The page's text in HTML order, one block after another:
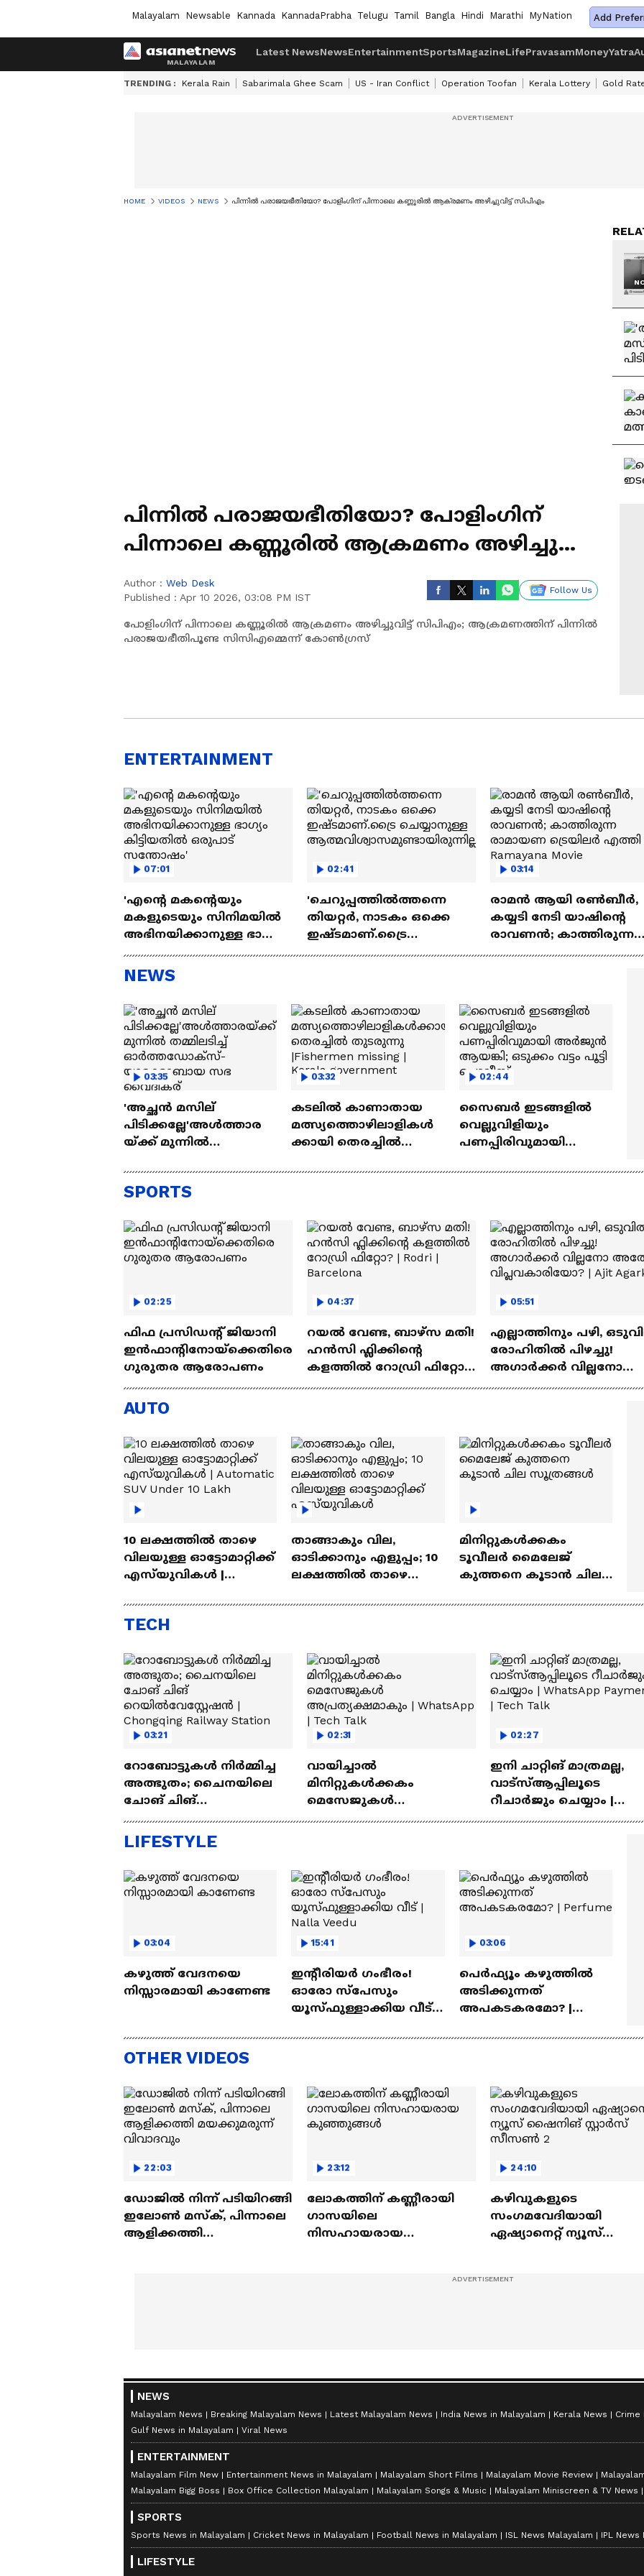
Malayalam Newsable Kannada KannadaPrabha Telugu Tamil Bangla Hindi Marathi MyNation Add
Latest NewsNewsEntertainmentSportsMagazineLifePravasamMoneyYatra
TRENDING : Kerala Rain Sabarimala Ghee Scam US - Iran Conflict Operation Toofan Kerala Lottery Gold
HOME VIDEOS NEWS പിന്നില്‍ പരാജയഭീതിയോ? പോളിംഗിന് പിന്നാലെ കണ്ണൂരില്‍ ആക്രമണം അഴിച്ചുവിട്ട് സിപിഎം
പിന്നില്‍ പരാജയഭീതിയോ? പോളിംഗിന്
പിന്നാലെ കണ്ണൂരില്‍ ആക്രമണം അഴിച്ചുവിട്ട്
Author : Web Desk
Published : Apr 10 2026, 03:08 PM IST
Follow Us
പോളിംഗിന് പിന്നാലെ കണ്ണൂരില്‍ ആക്രമണം അഴിച്ചുവിട്ട് സിപിഎം; ആക്രമണത്തിന് പിന്നില്‍
പരാജയഭീതിപൂണ്ട സിസിഎമ്മെന്ന് കോൺഗ്രസ്
ENTERTAINMENT
07:01
'എന്റെ മകന്റെയും
മകളുടെയും സിനിമയിൽ
അഭിനയിക്കാനുള്ള ഭാഗ്യം
കിട്ടിയതിൽ ഒരുപാട്
സന്തോഷം'
02:41
'ചെറുപ്പത്തിൽത്തന്നെ
തിയറ്റർ, നാടകം ഒക്കെ
ഇഷ്ടമാണ്.ട്രൈ
ചെയ്യാനുള്ള
03:14
രാമന്‍ ആയി രൺബീർ,
കയ്യടി നേടി യാഷിന്റെ
രാവണൻ; കാത്തിരുന്ന
രാമായണ ട്രെയിലർ
NEWS
03:35
'അച്ഛന്‍ മസില്
പിടിക്കല്ലേ'അള്‍ത്താര
യ്ക്ക് മുന്നില്‍
ഓര്‍ത്തഡോക്സ്-
യാക്കോബായ സഭ
03:32
കടലിൽ കാണാതായ
മത്സ്യത്തൊഴിലാളികൾ
ക്കായി തെരച്ചിൽ
missing | Kerala
02:44
സൈബര്‍ ഇടങ്ങളില്‍
വെല്ലുവിളിയും
പണപ്പിരിവുമായി
ഒടുക്കം വട്ടം പൂട്ടി
SPORTS
02:25
ഫിഫ പ്രസിഡന്റ് ജിയാനി
ഇൻഫാന്റിനോയ്‌ക്കെതിരെ
ഗുരുതര ആരോപണം
04:37
റയല്‍ വേണ്ട, ബാഴ്‌സ മതി!
ഹൻസി ഫ്ലിക്കിന്റെ
കളത്തില്‍ റോഡ്രി ഫിറ്റോ?
| Rodri | Barcelona
05:51
എല്ലാത്തിനും പഴി,
രോഹിതില്‍ പിഴച്ചു!
അഗാര്‍ക്കർ വില്ലനോ
അതോ
AUTO
10 ലക്ഷത്തിൽ താഴെ
വിലയുള്ള ഓട്ടോമാറ്റിക്ക്
എസ്‍യുവികൾ |
Lakh
താങ്ങാകും വില,
ഓടിക്കാനും എളുപ്പം; 10
ലക്ഷത്തിൽ താഴെ
എസ്‍യുവികൾ
മിനിറ്റുകൾക്കകം
ടൂവീലർ മൈലേജ്
കുത്തനെ കൂടാൻ ചില
TECH
03:21
റോബോട്ടുകൾ നിർമ്മിച്ച
അത്ഭുതം; ചൈനയിലെ
ചോങ് ചിങ്
Chongqing Railway Station
02:31
വായിച്ചാൽ
മിനിറ്റുകൾക്കകം
മെസേജുകള്‍
02:27
ഇനി ചാറ്റിങ് മാത്രമല്ല,
വാട്‌സ്‌ആപ്പിലൂടെ
റീചാർജും ചെയ്യാം |
LIFESTYLE
03:04
കഴുത്ത് വേദനയെ
നിസ്സാരമായി കാണേണ്ട
15:41
ഇന്റീരിയർ ഗംഭീരം!
ഓരോ സ്‌പേസും
യൂസ്ഫുള്ളാക്കിയ വീട് |
03:06
പെർഫ്യൂം കഴുത്തിൽ
അടിക്കുന്നത്
അപകടകരമോ? |
OTHER VIDEOS
22:03
ഡോജിൽ നിന്ന് പടിയിറങ്ങി
ഇലോൺ മസ്ക്, പിന്നാലെ
ആളിക്കത്തി
23:12
ലോകത്തിന് കണ്ണീരായി
ഗാസയിലെ
നിസഹായരായ
24:10
കഴിവുകളുടെ
സംഗമവേദിയായി
ഏഷ്യാനെറ്റ് ന്യൂസ്
NEWS
Malayalam News Breaking Malayalam News Latest Malayalam News India News in Malayalam Kerala News Crime
Gulf News in Malayalam
Viral News
ENTERTAINMENT
Malayalam Film New Entertainment News in Malayalam Malayalam Short Films Malayalam Movie Review
Malayalam Bigg Boss
Box Office Collection Malayalam Malayalam Songs & Music Malayalam Miniscreen & TV News
SPORTS
Sports News in Malayalam Cricket News in Malayalam Football News in Malayalam ISL News Malayalam IPL News
LIFESTYLE